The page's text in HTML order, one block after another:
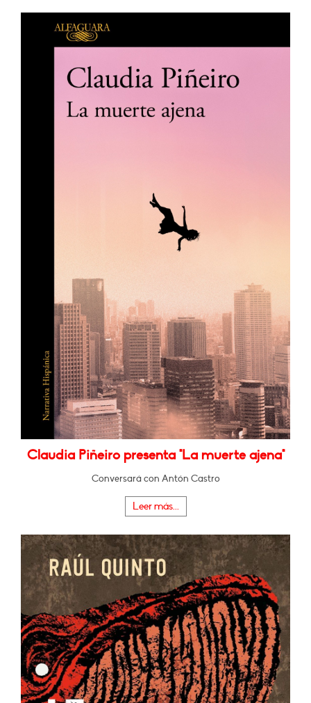
Claudia Piñeiro presenta "La muerte ajena"
Conversará con Antón Castro
Leer más...